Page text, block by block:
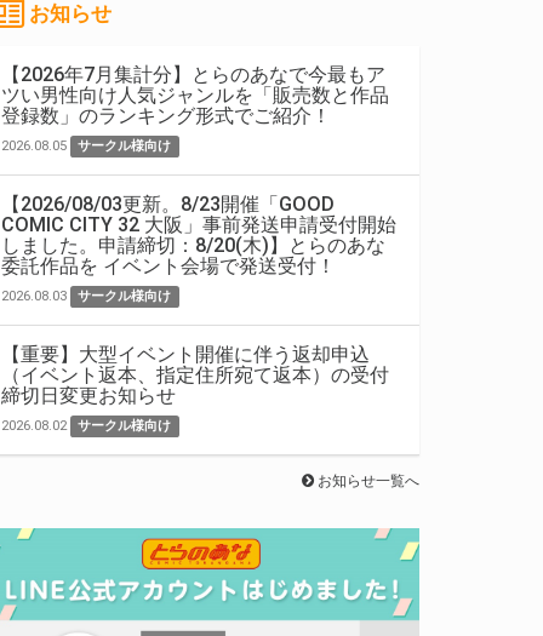
お知らせ
【2026年7月集計分】とらのあなで今最もア
ツい男性向け人気ジャンルを「販売数と作品
登録数」のランキング形式でご紹介！
2026.08.05 サークル様向け
【2026/08/03更新。8/23開催「GOOD
COMIC CITY 32 大阪」事前発送申請受付開始
しました。申請締切：8/20(木)】とらのあな
委託作品を イベント会場で発送受付！
2026.08.03 サークル様向け
【重要】大型イベント開催に伴う返却申込
（イベント返本、指定住所宛て返本）の受付
締切日変更お知らせ
2026.08.02 サークル様向け
お知らせ一覧へ